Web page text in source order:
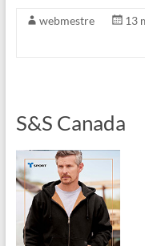
webmestre 13
S&S Canada